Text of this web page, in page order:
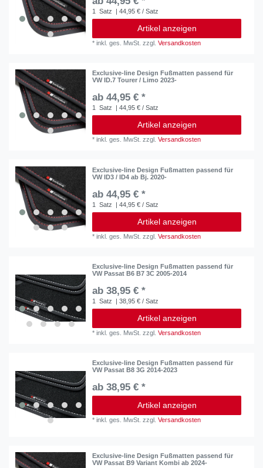
1 Satz | 44,95 € / Satz
Artikel anzeigen
*inkl. ges. MwSt. zzgl.Versandkosten
Exclusive-line Design Fußmatten passend für
VW ID.7 Tourer / Limo 2023-
ab 44,95 € *
1 Satz | 44,95 € / Satz
Artikel anzeigen
*inkl. ges. MwSt. zzgl.Versandkosten
Exclusive-line Design Fußmatten passend für
VW ID3 / ID4 ab Bj. 2020-
ab 44,95 € *
1 Satz | 44,95 € / Satz
Artikel anzeigen
*inkl. ges. MwSt. zzgl.Versandkosten
Exclusive-line Design Fußmatten passend für
VW Passat B6 B7 3C 2005-2014
ab 38,95 € *
1 Satz | 38,95 € / Satz
Artikel anzeigen
*inkl. ges. MwSt. zzgl.Versandkosten
Exclusive-line Design Fußmatten passend für
VW Passat B8 3G 2014-2023
ab 38,95 € *
Artikel anzeigen
*inkl. ges. MwSt. zzgl.Versandkosten
Exclusive-line Design Fußmatten passend für
VW Passat B9 Variant Kombi ab 2024-